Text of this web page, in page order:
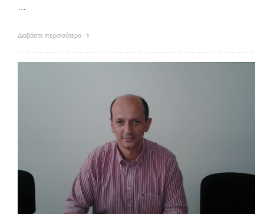
…
Διαβάστε περισσότερα